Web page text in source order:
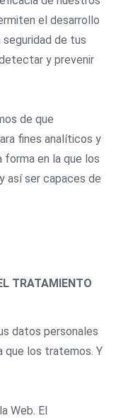
el desarrollo
de tus
y prevenir
de que
fines analíticos y
en la que los
así ser capaces de
TRATAMIENTO
datos personales
que los tratemos. Y
Web. El